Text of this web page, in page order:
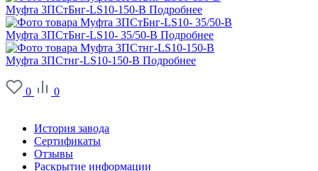
Муфта 3ПСтБнг-LS10-150-В Подробнее
Муфта 3ПСтБнг-LS10- 35/50-В Подробнее
Муфта 3ПСтнг-LS10-150-В Подробнее
0
0
История завода
Сертификаты
Отзывы
Раскрытие информации